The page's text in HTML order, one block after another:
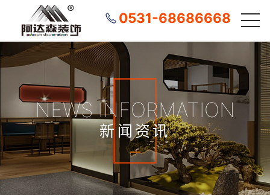
0531-68686668
NEWS INFORMATION
新闻资讯